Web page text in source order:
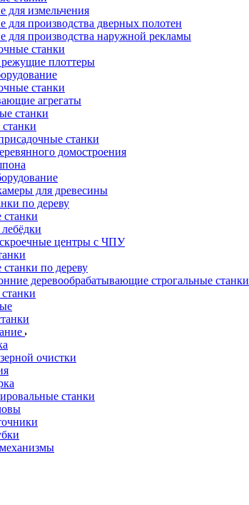
для измельчения
для производства дверных полотен
для производства наружной рекламы
станки
плоттеры
станки
агрегаты
станки
станки
домостроения
для древесины
по дереву
центры с ЧПУ
по дереву
деревообрабатывающие строгальные станки
очистки
станки